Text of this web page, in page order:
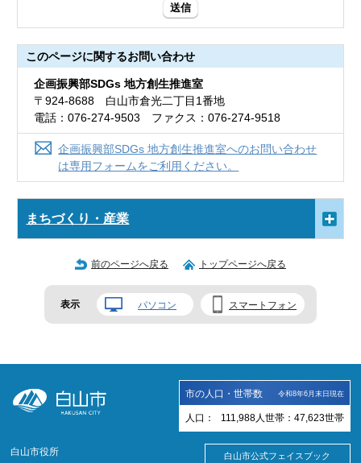
送信
このページに関するお問い合わせ
企画振興部SDGs 地方創生推進室
〒924-8688 白山市倉光二丁目1番地
電話：076-274-9503 ファクス：076-274-9518
企画振興部SDGs 地方創生推進室へのお問い合わせ
は専用フォームをご利用ください。
まちづくり・産業
前のページへ戻る トップページへ戻る
表示 パソコン スマートフォン
市の人口・世帯数 令和8年6月末日現在
人口： 111,988 人 世帯： 47,623世帯
白山市役所
白山市公式フェイスブック